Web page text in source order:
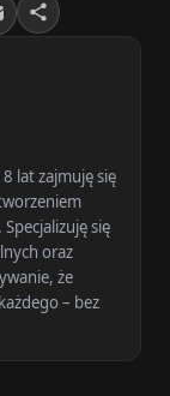
lat zajmuję się
się
oraz
że
– bez